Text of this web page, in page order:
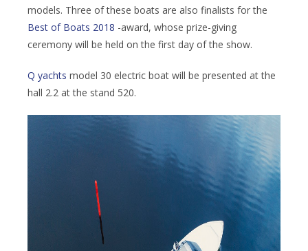
models. Three of these boats are also finalists for the
Best of Boats 2018 -award, whose prize-giving
ceremony will be held on the first day of the show.
Q yachts model 30 electric boat will be presented at the
hall 2.2 at the stand 520.